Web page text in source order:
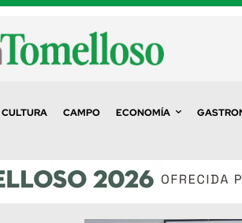
CULTURA CAMPO ECONOMÍA